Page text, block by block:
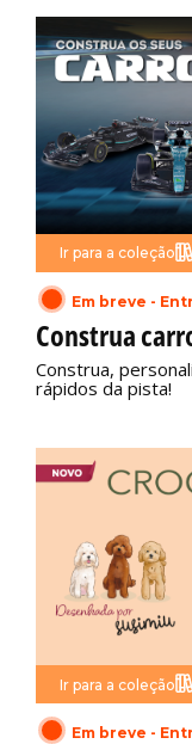
Ir para a coleção
Em breve -
Construa
Construa,
rápidos da pista!
Ir para a coleção
Em breve -